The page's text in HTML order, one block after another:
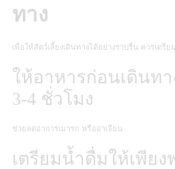
ทาง
เพื่อให้สัตว์เลี้ยงเดินทางได้อย่างราบรื่น ควรเตรีย
ให้อาหารก่อนเดินท
3-4 ชั่วโมง
ช่วยลดอาการเมารถ หรืออาเจียน
เตรียมน้ำดื่มให้เพียง